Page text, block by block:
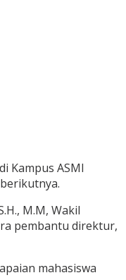
Kampus ASMI
M.M, Wakil
pembantu direktur,
mahasiswa